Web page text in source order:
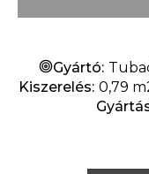
Gyártó:
Kiszerelés: 0,79